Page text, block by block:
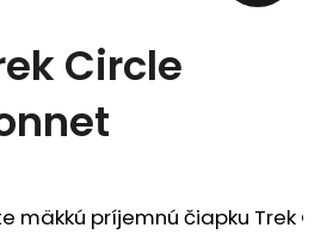
Circle
mäkkú príjemnú čiapku Trek